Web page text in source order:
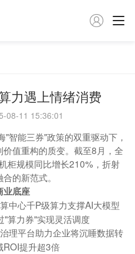

力遇上情绪消费
08-11 15:36:01
智能三券"政策的双重驱动下，
值重构的质变。截至8月，全
柜规模同比增长210%，折射
的新范式。
业底座
中心千P级算力支撑AI大模型
算力券"实现灵活调度
理平台助力企业将沉睡数据转
ROI提升超3倍